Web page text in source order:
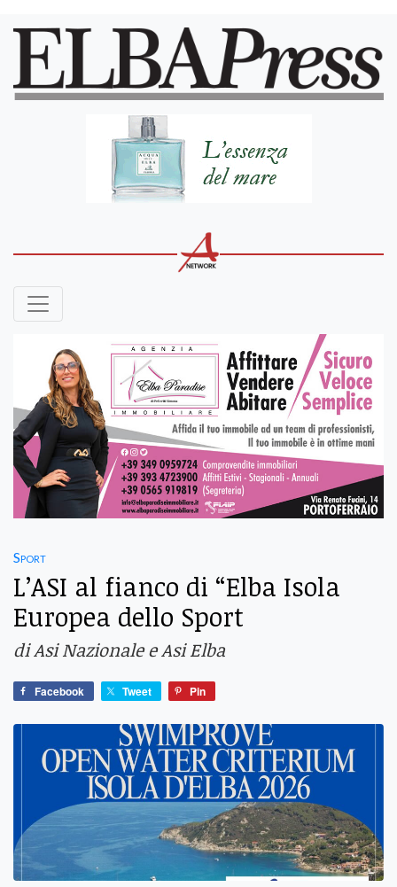
Sport
L’ASI al fianco di “Elba Isola
Europea dello Sport
di Asi Nazionale e Asi Elba
Facebook Tweet Pin